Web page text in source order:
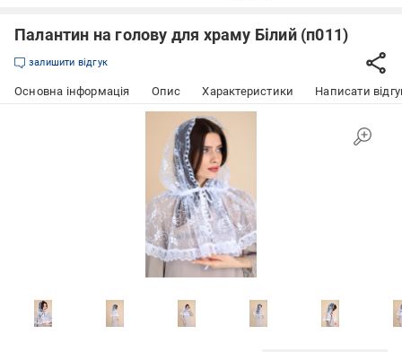
Палантин на голову для храму Білий (п011)
залишити відгук
Основна інформація Опис Характеристики Написати